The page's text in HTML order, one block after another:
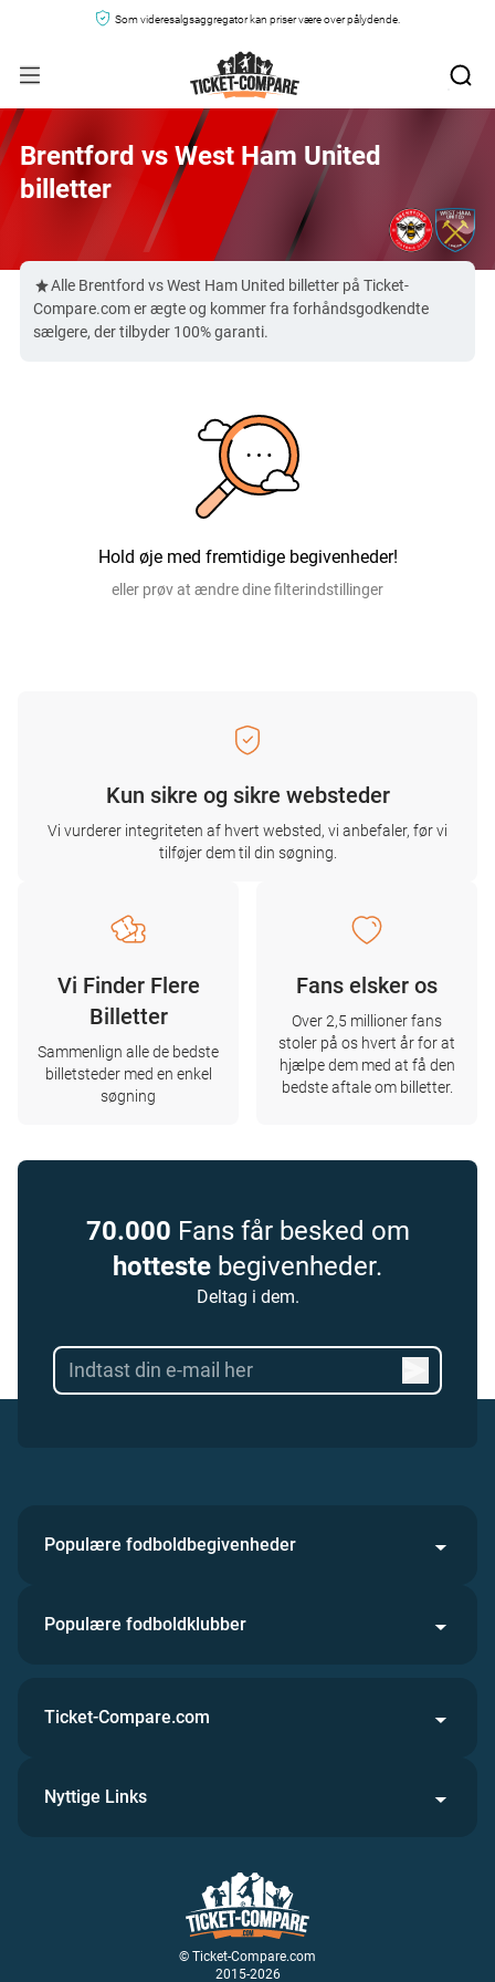
Som videresalgsaggregator kan priser være over pålydende.
Brentford vs West Ham United
billetter
Alle Brentford vs West Ham United billetter på Ticket-
Compare.com er ægte og kommer fra forhåndsgodkendte
sælgere, der tilbyder 100% garanti.
Hold øje med fremtidige begivenheder!
eller prøv at ændre dine filterindstillinger
Kun sikre og sikre websteder
Vi vurderer integriteten af ​​hvert websted, vi anbefaler, før vi
tilføjer dem til din søgning.
Vi Finder Flere
Billetter
Sammenlign alle de bedste
billetsteder med en enkel
søgning
Fans elsker os
Over 2,5 millioner fans
stoler på os hvert år for at
hjælpe dem med at få den
bedste aftale om billetter.
70.000 Fans får besked om
hotteste begivenheder.
Deltag i dem.
Populære fodboldbegivenheder
Populære fodboldklubber
© Ticket-Compare.com
2015-2026
Ticket-Compare.com
Nyttige Links